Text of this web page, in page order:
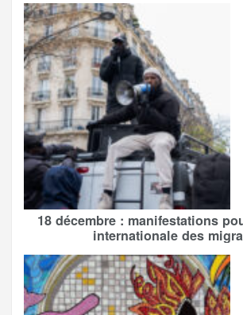
18 décembre : manifestations
internationale des